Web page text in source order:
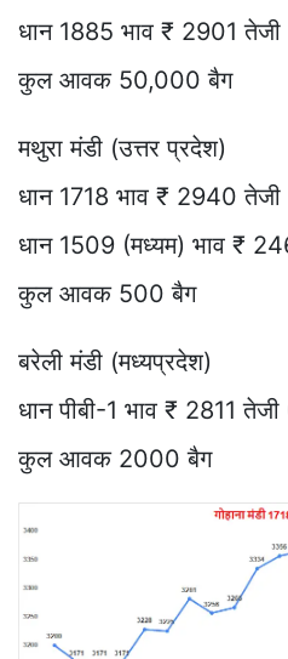
धान 1885 भाव ₹ 2901
कुल आवक 50,000 बैग
मथुरा मंडी (उत्तर प्रदेश)
धान 1718 भाव ₹ 2940 तेजी
धान 1509 (मध्यम) भाव ₹
कुल आवक 500 बैग
बरेली मंडी (मध्यप्रदेश)
धान पीबी-1 भाव ₹ 2811
कुल आवक 2000 बैग